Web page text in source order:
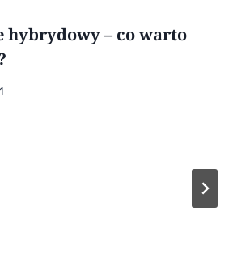
hybrydowy – co warto